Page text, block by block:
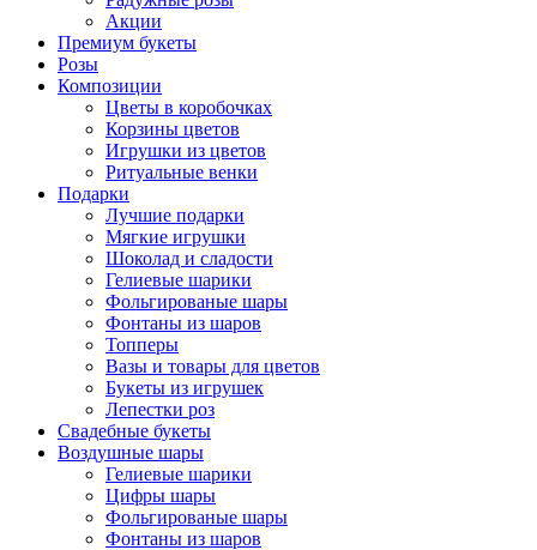
Акции
Премиум букеты
Розы
Композиции
Цветы в коробочках
Корзины цветов
Игрушки из цветов
Ритуальные венки
Подарки
Лучшие подарки
Мягкие игрушки
Шоколад и сладости
Гелиевые шарики
Фольгированые шары
Фонтаны из шаров
Топперы
Вазы и товары для цветов
Букеты из игрушек
Лепестки роз
Свадебные букеты
Воздушные шары
Гелиевые шарики
Цифры шары
Фольгированые шары
Фонтаны из шаров